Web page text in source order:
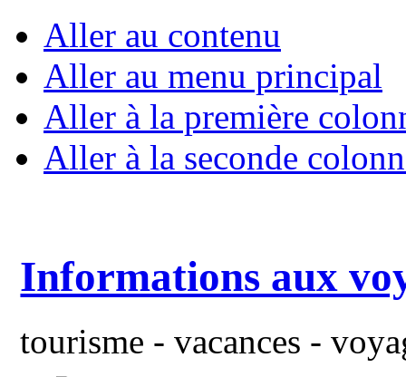
Aller au contenu
Aller au menu principal
Aller à la première
Aller à la seconde
Informations aux
tourisme - vacances -